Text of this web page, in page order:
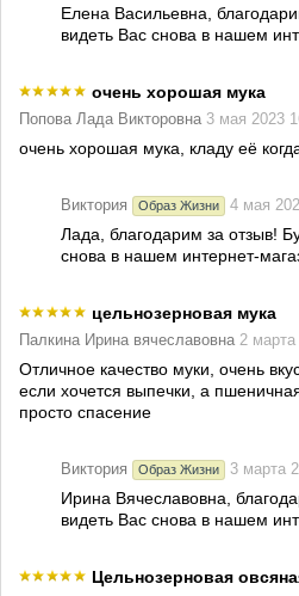
Елена Васильевна,
видеть Вас снова в нашем
очень хорошая мука
Попова Лада Викторовна 3 мая 2023
очень хорошая мука, кладу её
Виктория Образ Жизни 4 мая
Лада, благодарим за отзыв!
снова в нашем интернет-
цельнозерновая мука
Палкина Ирина вячеславовна 2 марта
Отличное качество муки, очень
если хочется выпечки, а
просто спасение
Виктория Образ Жизни 3 марта
Ирина Вячеславовна,
видеть Вас снова в нашем
Цельнозерновая